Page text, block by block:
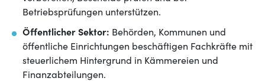
Betriebsprüfungen unterstützen.
Öffentlicher Sektor: Behörden, Kommunen und
öffentliche Einrichtungen beschäftigen Fachkräfte mit
steuerlichem Hintergrund in Kämmereien und
Finanzabteilungen.